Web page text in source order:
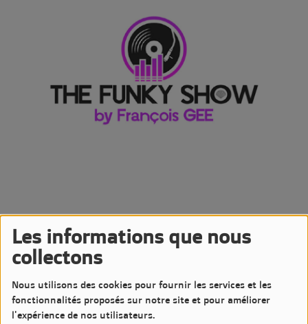
Les informations que nous
collectons
Nous utilisons des cookies pour fournir les services et les
fonctionnalités proposés sur notre site et pour améliorer
l'expérience de nos utilisateurs.
22 MARS 2025 - 1749 VUES
Écouter le podcast
Podcast de l'émission The Funky Show by François GEE
Diffusée le Samedi 22 Mars 2025 à 20h sur LM7 Radio